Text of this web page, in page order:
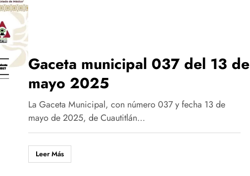
Gaceta municipal 037 del 13 de
mayo 2025
La Gaceta Municipal, con número 037 y fecha 13 de
mayo de 2025, de Cuautitlán…
Leer Más